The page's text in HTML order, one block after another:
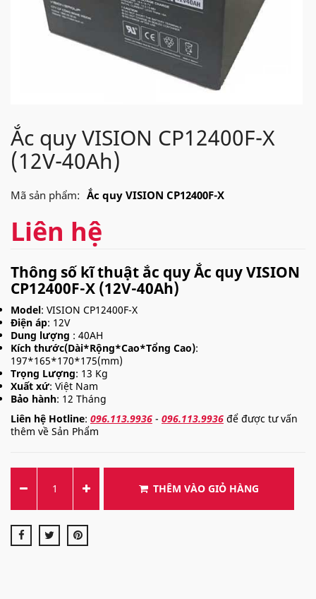
Ắc quy VISION CP12400F-X
(12V-40Ah)
Mã sản phẩm: Ắc quy VISION CP12400F-X
Liên hệ
Thông số kĩ thuật ắc quy Ắc quy VISION
CP12400F-X (12V-40Ah)
Model: VISION CP12400F-X
Điện áp: 12V
Dung lượng : 40AH
Kích thước(Dài*Rộng*Cao*Tổng Cao):
197*165*170*175(mm)
Trọng Lượng: 13 Kg
Xuất xứ: Việt Nam
Bảo hành: 12 Tháng
Liên hệ Hotline: 096.113.9936 - 096.113.9936 để được tư vấn
thêm về Sản Phẩm
THÊM VÀO GIỎ HÀNG